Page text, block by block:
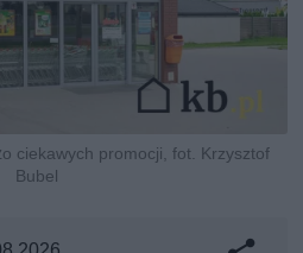
ciekawych promocji, fot. Krzysztof
Bubel